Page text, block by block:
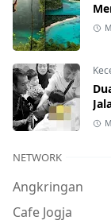
NETWORK
Angkringan
Cafe Jogja